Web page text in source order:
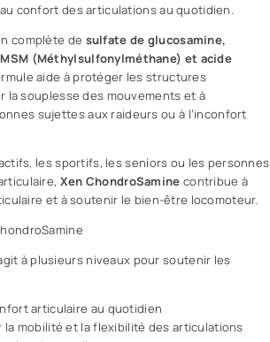
confort des articulations au quotidien.
complète de sulfate de glucosamine,
(Méthylsulfonylméthane) et acide
aide à protéger les structures
la souplesse des mouvements et à
sujettes aux raideurs ou à l’inconfort
les sportifs, les seniors ou les personnes
Xen ChondroSamine contribue à
et à soutenir le bien-être locomoteur.
à plusieurs niveaux pour soutenir les
articulaire au quotidien
la mobilité et la flexibilité des articulations